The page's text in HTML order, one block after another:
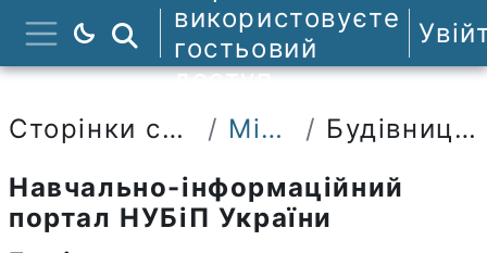
Перейти до головного вмісту
Бокова панель
Пошук курсів
використовуєте
гостьовий
доступ
Сторінки сайту Мітки
Будівництва
Навчально-інформаційний
портал НУБіП України